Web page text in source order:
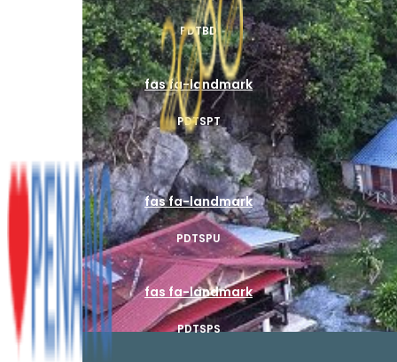
PDTBD
fas fa-landmark
PDTSPT
fas fa-landmark
PDTSPU
fas fa-landmark
PDTSPS